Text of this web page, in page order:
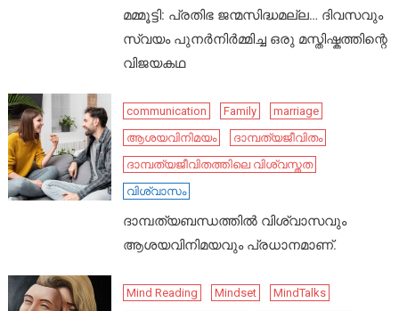
മമ്മൂട്ടി: പ്രതിഭ ജന്മസിദ്ധമല്ല… ദിവസവും
സ്വയം പുനർനിർമ്മിച്ച ഒരു മസ്തിഷ്കത്തിന്റെ
വിജയകഥ
communication Family
marriage
ആശയവിനിമയം
ദാമ്പത്യജീവിതം
ദാമ്പത്യജീവിതത്തിലെ വിശ്വസ്തത
വിശ്വാസം
ദാമ്പത്യബന്ധത്തിൽ വിശ്വാസവും
ആശയവിനിമയവും പ്രധാനമാണ്.
Mind Reading Mindset
MindTalks